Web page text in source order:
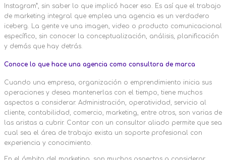
Instagram”, sin saber lo que implicó hacer eso. Es así que el trabajo
de marketing integral que emplea una agencia es un verdadero
iceberg. La gente ve una imagen, video o producto comunicacional
específico, sin conocer la conceptualización, análisis, planificación
y demás que hay detrás.
Conoce lo que hace una agencia como consultora de marca
Cuando una empresa, organización o emprendimiento inicia sus
operaciones y desea mantenerlas con el tiempo, tiene muchos
aspectos a considerar. Administración, operatividad, servicio al
cliente, contabilidad, comercio, marketing, entre otros, son varias de
las aristas a cubrir. Contar con un consultor aliado permite que sea
cual sea el área de trabajo exista un soporte profesional con
experiencia y conocimiento.